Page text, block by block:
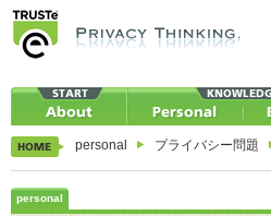
personal プライバシー問題
personal